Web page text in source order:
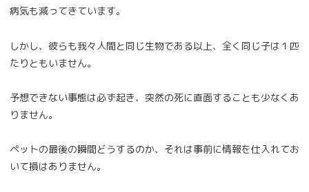
病気も減ってきています。
しかし、彼らも我々人間と同じ生物である以上、全く同じ子は１匹
たりともいません。
予想できない事態は必ず起き、突然の死に直面することも少なくあ
りません。
ペットの最後の瞬間どうするのか、それは事前に情報を仕入れてお
いて損はありません。